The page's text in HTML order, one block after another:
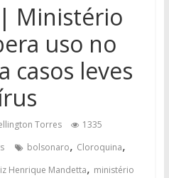
Ministério
uso no
casos leves
Torres
1335
bolsonaro, Cloroquina,
Henrique Mandetta, ministério